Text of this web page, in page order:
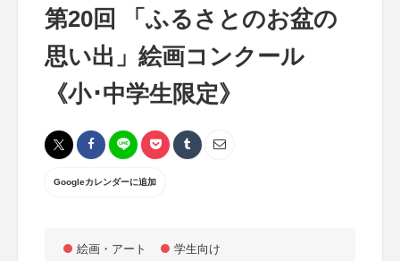
第20回 「ふるさとのお盆の
思い出」絵画コンクール
《小･中学生限定》
Googleカレンダーに追加
絵画・アート 学生向け